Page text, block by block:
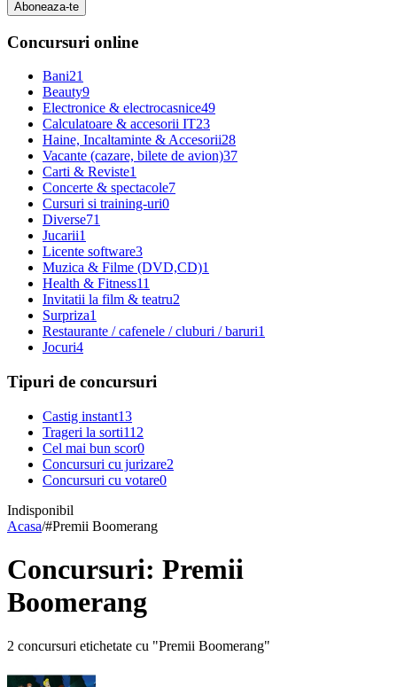
Aboneaza-te
Concursuri online
Bani21
Beauty9
Electronice & electrocasnice49
Calculatoare & accesorii IT23
Haine, Incaltaminte & Accesorii28
Vacante (cazare, bilete de avion)37
Carti & Reviste1
Concerte & spectacole7
Cursuri si training-uri0
Diverse71
Jucarii1
Licente software3
Muzica & Filme (DVD,CD)1
Health & Fitness11
Invitatii la film & teatru2
Surpriza1
Restaurante / cafenele / cluburi / baruri1
Jocuri4
Tipuri de concursuri
Castig instant13
Trageri la sorti112
Cel mai bun scor0
Concursuri cu jurizare2
Concursuri cu votare0
Indisponibil
Acasa/#Premii Boomerang
Concursuri: Premii
Boomerang
2 concursuri etichetate cu "Premii Boomerang"